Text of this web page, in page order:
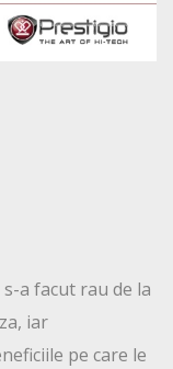
a facut rau de la
iar
pe care le